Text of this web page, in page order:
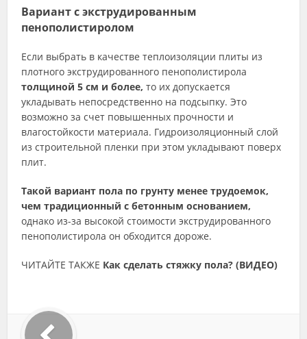
Вариант с экструдированным
пенополистиролом
Если выбрать в качестве теплоизоляции плиты из
плотного экструдированного пенополистирола
толщиной 5 см и более, то их допускается
укладывать непосредственно на подсыпку. Это
возможно за счет повышенных прочности и
влагостойкости материала. Гидроизоляционный слой
из строительной пленки при этом укладывают поверх
плит.
Такой вариант пола по грунту менее трудоемок,
чем традиционный с бетонным основанием,
однако из-за высокой стоимости экструдированного
пенополистирола он обходится дороже.
ЧИТАЙТЕ ТАКЖЕ Как сделать стяжку пола? (ВИДЕО)